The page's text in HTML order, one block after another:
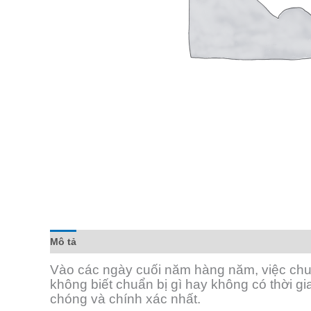
Mô tả
Vào các ngày cuối năm hàng năm, việc
không biết chuẩn bị gì hay không có thời
chóng và chính xác nhất.